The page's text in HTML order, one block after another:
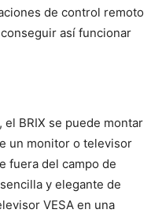
de control remoto
así funcionar
el BRIX se puede montar
un monitor o televisor
fuera del campo de
y elegante de
VESA en una